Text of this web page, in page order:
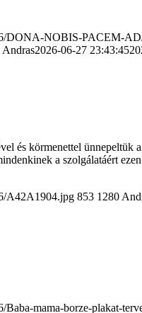
DONA-NOBIS-PACEM-
Andras2026-06-27 23:43:45
és körmenettel
a szolgálatáért
A42A1904.jpg 853 1280
mama-borze-plakat-